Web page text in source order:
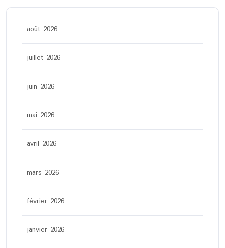
août 2026
juillet 2026
juin 2026
mai 2026
avril 2026
mars 2026
février 2026
janvier 2026